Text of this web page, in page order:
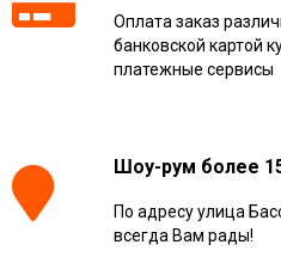
Оплата заказ
банковской картой
платежные сервисы
Шоу-рум более
По адресу улица
всегда Вам рады!